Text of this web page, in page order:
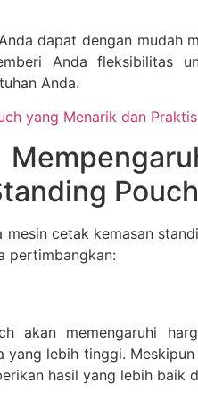
dapat dengan mudah
Anda fleksibilitas
Anda.
yang Menarik dan Praktis
Pouch
cetak kemasan
pertimbangkan:
akan memengaruhi
lebih tinggi.
hasil yang lebih baik